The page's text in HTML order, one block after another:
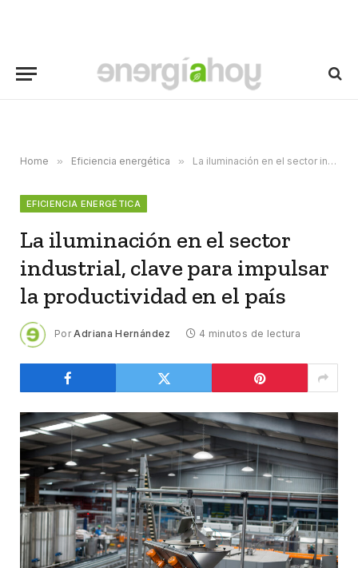
Home » Eficiencia energética » La iluminación en el sector industrial, clave para impulsar la productividad en el país
EFICIENCIA ENERGÉTICA
La iluminación en el sector
industrial, clave para impulsar
la productividad en el país
Por Adriana Hernández 4 minutos de lectura